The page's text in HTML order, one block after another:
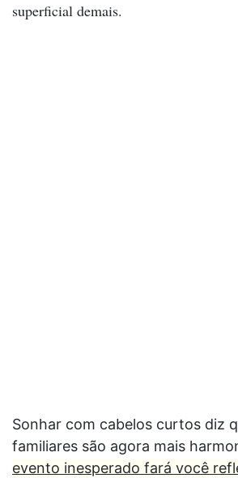
superficial demais.
Sonhar com cabelos curtos diz
familiares são agora mais
evento inesperado fará você